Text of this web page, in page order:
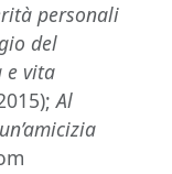
personali
del
e vita
Al